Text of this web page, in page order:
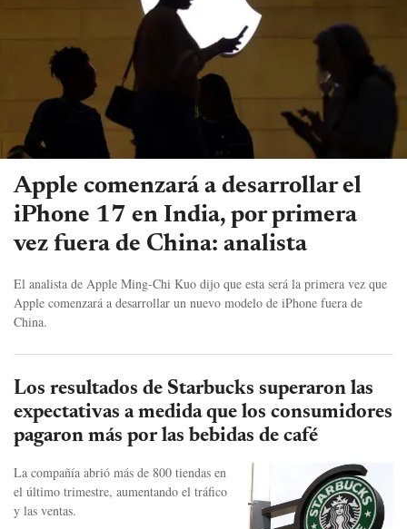
Apple comenzará a desarrollar el
iPhone 17 en India, por primera
vez fuera de China: analista
El analista de Apple Ming-Chi Kuo dijo que esta será la primera vez que
Apple comenzará a desarrollar un nuevo modelo de iPhone fuera de
China.
Los resultados de Starbucks superaron las
expectativas a medida que los consumidores
pagaron más por las bebidas de café
La compañía abrió más de 800 tiendas en
el último trimestre, aumentando el tráfico
y las ventas.